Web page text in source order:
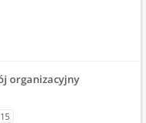
organizacyjny
15